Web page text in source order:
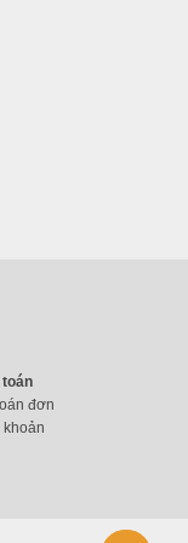
đơn
khoản